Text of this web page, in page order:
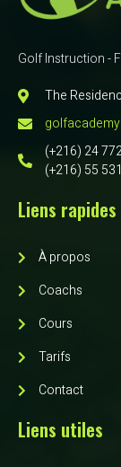
Golf Instruction -
The
(+216) 24
(+216) 55
Liens rapides
À propos
Coachs
Cours
Tarifs
Contact
Liens utiles